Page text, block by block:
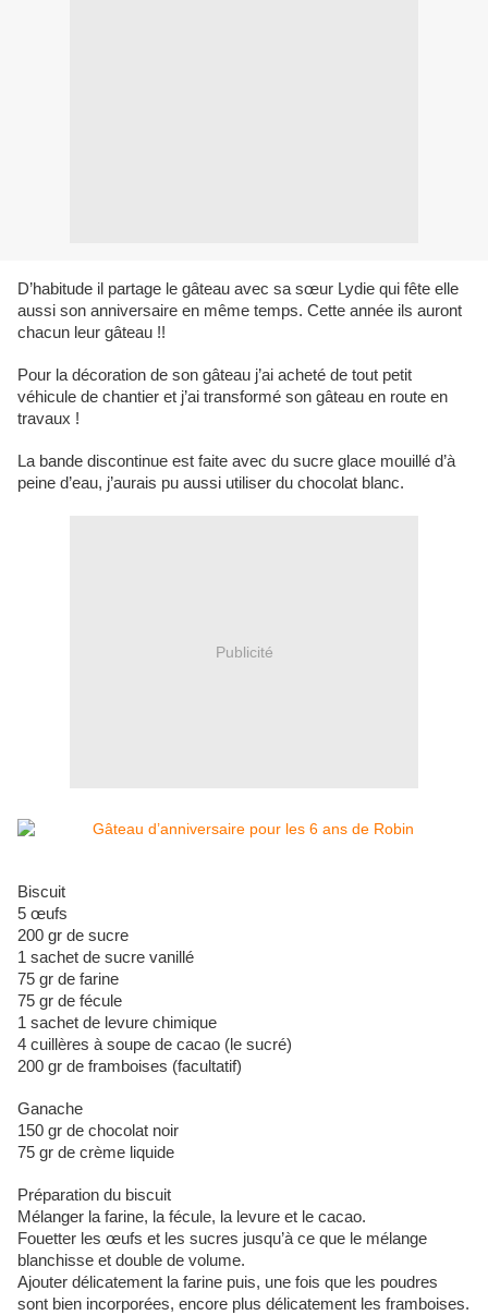
D’habitude il partage le gâteau avec sa sœur Lydie qui fête elle
aussi son anniversaire en même temps. Cette année ils auront
chacun leur gâteau !!
Pour la décoration de son gâteau j’ai acheté de tout petit
véhicule de chantier et j’ai transformé son gâteau en route en
travaux !
La bande discontinue est faite avec du sucre glace mouillé d’à
peine d’eau, j’aurais pu aussi utiliser du chocolat blanc.
Publicité
Biscuit
5 œufs
200 gr de sucre
1 sachet de sucre vanillé
75 gr de farine
75 gr de fécule
1 sachet de levure chimique
4 cuillères à soupe de cacao (le sucré)
200 gr de framboises (facultatif)
Ganache
150 gr de chocolat noir
75 gr de crème liquide
Préparation du biscuit
Mélanger la farine, la fécule, la levure et le cacao.
Fouetter les œufs et les sucres jusqu’à ce que le mélange
blanchisse et double de volume.
Ajouter délicatement la farine puis, une fois que les poudres
sont bien incorporées, encore plus délicatement les framboises.